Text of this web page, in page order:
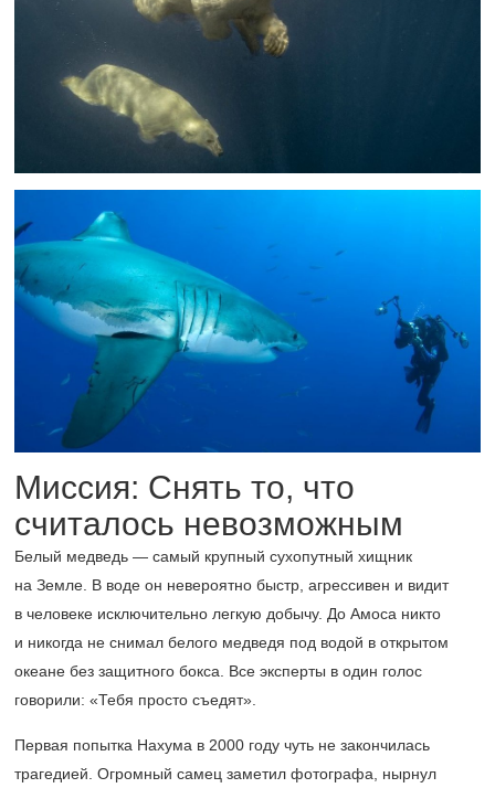
Миссия: Снять то, что
считалось невозможным
Белый медведь — самый крупный сухопутный хищник
на Земле. В воде он невероятно быстр, агрессивен и видит
в человеке исключительно легкую добычу. До Амоса никто
и никогда не снимал белого медведя под водой в открытом
океане без защитного бокса. Все эксперты в один голос
говорили: «Тебя просто съедят».
Первая попытка Нахума в 2000 году чуть не закончилась
трагедией. Огромный самец заметил фотографа, нырнул